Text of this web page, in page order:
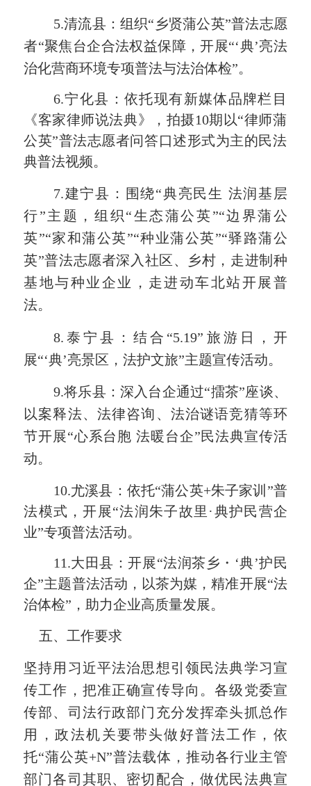
5.清流县：组织“乡贤蒲公英”普法志愿
者“聚焦台企合法权益保障，开展“‘典’亮法
治化营商环境专项普法与法治体检”。
6.宁化县：依托现有新媒体品牌栏目
《客家律师说法典》，拍摄10期以“律师蒲
公英”普法志愿者问答口述形式为主的民法
典普法视频。
7.建宁县： 围绕“典亮民生 法润基层
行”主题，组织“生态蒲公英”“边界蒲公
英”“家和蒲公英”“种业蒲公英”“驿路蒲公
英”普法志愿者深入社区、
乡村，走进制种
基地与种业企业，走进动车北站开展普
法。
8. 泰宁县：结合 “5.19”旅游日，开
展“‘典’亮景区，法护文旅”主题宣传活动。
9.将乐县：深入台企通过“擂茶”座谈、
以案释法、法律咨询、法治谜语竞猜等环
节开展“心系台胞 法暖台企”民法典宣传活
动。
10.尤溪县： 依托“蒲公英+朱子家训”普
法模式，开展“法润朱子故里·典护民营企
业”专项普法活动。
11.大田县：开展“法润茶乡・‘典’护民
企”主题普法活动，以茶为媒，精准开展“法
治体检”，助力企业高质量发展。
五、工作要求
坚持用习近平法治思想引领民法典学习宣
传工作， 把准正确宣传导向。各级党委宣
传部、司法行政部门充分发挥牵头抓总作
用，政法机关要带头做好普法工作，依
托“蒲公英+N”普法载体， 推动各行业主管
部门各司其职、密切配合，做优民法典宣